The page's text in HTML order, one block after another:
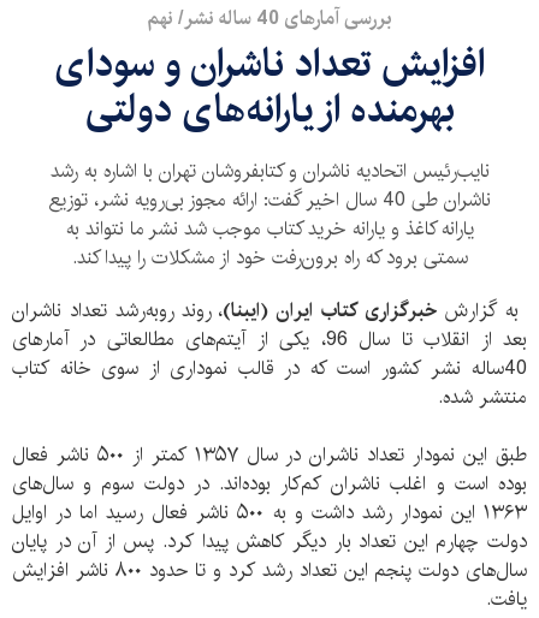
بررسی آمارهای 40 ساله نشر/ نهم
افزایش تعداد ناشران و سودای
بهرمنده از یارانه‌های دولتی
نایب‌رئیس اتحادیه ناشران و کتابفروشان تهران با اشاره به رشد
ناشران طی 40 سال اخیر گفت:‌ ارائه مجوز بی‌رویه نشر، توزیع
یارانه‌ کاغذ و یارانه خرید کتاب موجب شد نشر ما نتواند به
سمتی برود که راه برون‌رفت خود از مشکلات را پیدا کند.
به گزارشخبرگزاری کتاب ایران (ایبنا)، روند‌ روبه‌رشد تعداد ناشران
بعد از انقلاب تا سال 96، یکی از آیتم‌های مطالعاتی در آمارهای
40ساله نشر کشور است که در قالب نموداری از سوی خانه کتاب
منتشر شده.
طبق این نمودار تعداد ناشران در سال ۱۳۵۷ کمتر از ۵۰۰ ناشر فعال
بوده است و اغلب ناشران کم‌کار بوده‌اند. در دولت سوم و سال‌های
۱۳۶۳ این نمودار رشد داشت و به ۵۰۰ ناشر فعال رسید اما در اوایل
دولت چهارم این تعداد بار دیگر کاهش پیدا کرد. پس از آن در پایان
سال‌های دولت پنجم این تعداد رشد کرد و تا حدود ۸۰۰ ناشر افزایش
یافت.